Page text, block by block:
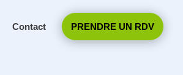
Contact PRENDRE UN RDV